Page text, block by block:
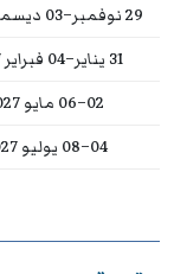
29 نوفمبر–03 ديسمبر 2026
31 يناير–04 فبراير 2027
02–06 مايو 2027
04–08 يوليو 2027